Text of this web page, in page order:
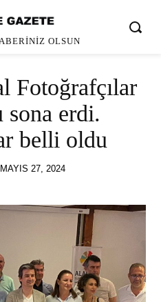
OLSUN
Fotoğrafçılar
sona erdi.
belli oldu
POSTED
MAYIS 27, 2024